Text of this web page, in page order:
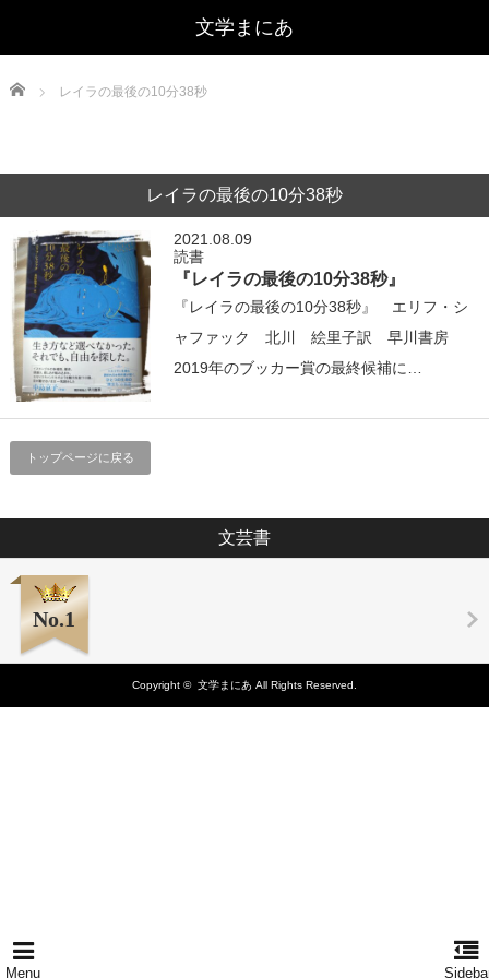
文学まにあ
Menu
Home レイラの最後の10分38秒
レイラの最後の10分38秒
2021.08.09
読書
『レイラの最後の10分38秒』
『レイラの最後の10分38秒』 エリフ・シ
ャファック 北川 絵里子訳 早川書房
2019年のブッカー賞の最終候補に…
トップページに戻る
文芸書
No.1
Copyright © 文学まにあ All Rights Reserved.